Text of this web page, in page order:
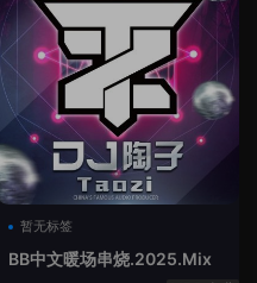
暂无标签
BB中文暖场串烧.2025.Mix